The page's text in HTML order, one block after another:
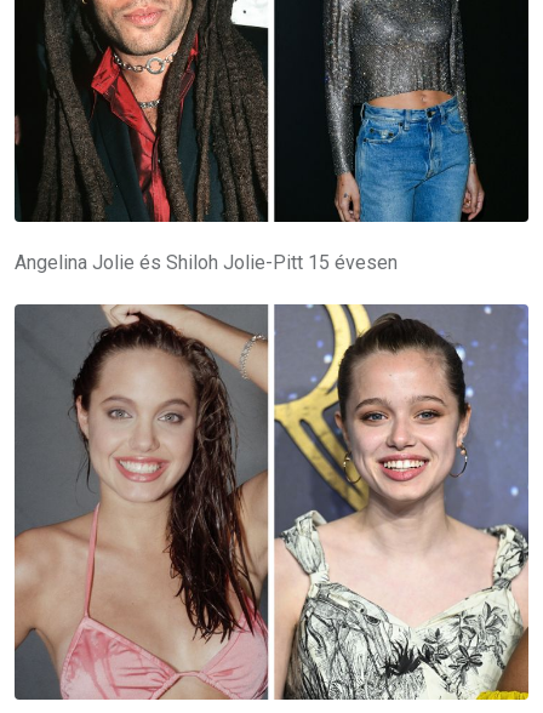
Angelina Jolie és Shiloh Jolie-Pitt 15 évesen